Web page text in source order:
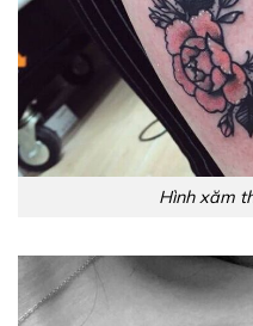
Hình xăm